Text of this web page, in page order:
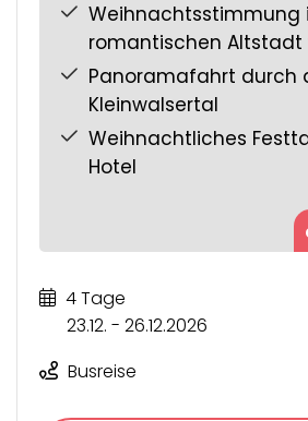
Weihnachtsstimmung
romantischen Altstadt
Panoramafahrt durch
Kleinwalsertal
Weihnachtliches
Hotel
4 Tage
23.12. - 26.12.2026
Busreise